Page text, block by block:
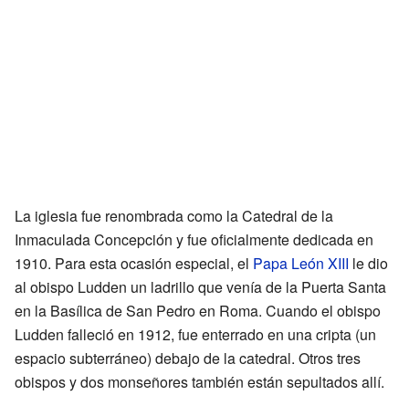
La iglesia fue renombrada como la Catedral de la
Inmaculada Concepción y fue oficialmente dedicada en
1910. Para esta ocasión especial, el Papa León XIII le dio
al obispo Ludden un ladrillo que venía de la Puerta Santa
en la Basílica de San Pedro en Roma. Cuando el obispo
Ludden falleció en 1912, fue enterrado en una cripta (un
espacio subterráneo) debajo de la catedral. Otros tres
obispos y dos monseñores también están sepultados allí.